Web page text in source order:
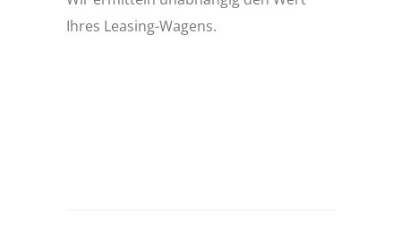
Ihres Leasing-Wagens.